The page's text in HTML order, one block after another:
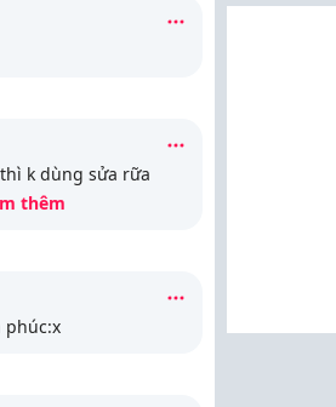
k dùng sửa rữa
thêm
phúc:x